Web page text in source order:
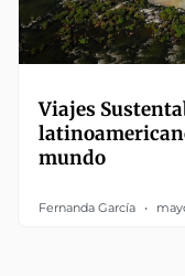
Viajes
mundo
Fernanda García